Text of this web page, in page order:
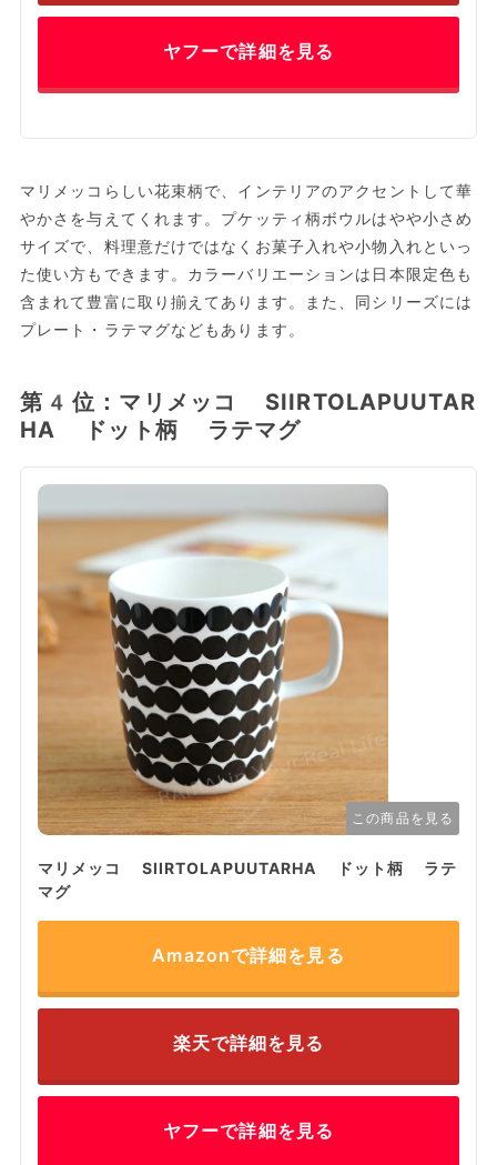
ヤフーで詳細を見る
マリメッコらしい花束柄で、インテリアのアクセントして華
やかさを与えてくれます。プケッティ柄ボウルはやや小さめ
サイズで、料理意だけではなくお菓子入れや小物入れといっ
た使い方もできます。カラーバリエーションは日本限定色も
含まれて豊富に取り揃えてあります。また、同シリーズには
プレート・ラテマグなどもあります。
第4位：マリメッコ SIIRTOLAPUUTAR
HA ドット柄 ラテマグ
この商品を見る
マリメッコ SIIRTOLAPUUTARHA ドット柄 ラテ
マグ
Amazonで詳細を見る
楽天で詳細を見る
ヤフーで詳細を見る